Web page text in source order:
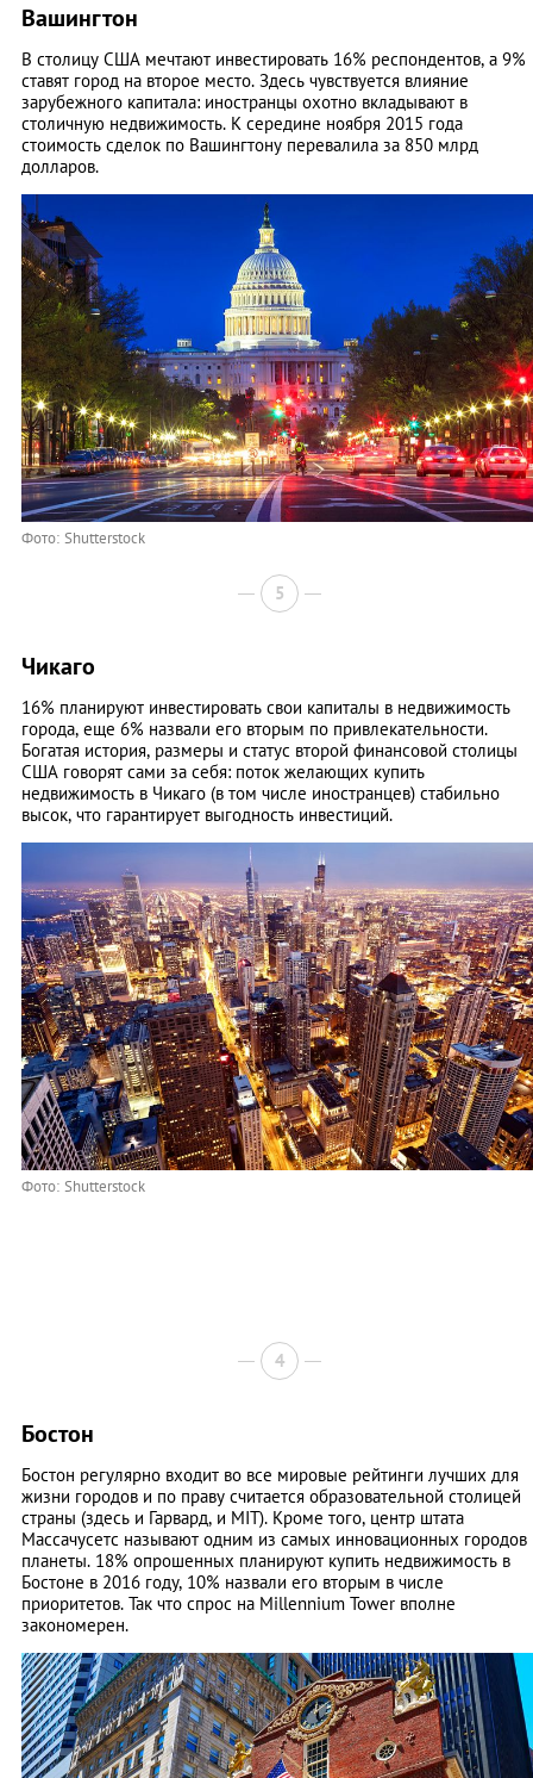
Вашингтон
В столицу США мечтают инвестировать 16% респондентов, а 9%
ставят город на второе место. Здесь чувствуется влияние
зарубежного капитала: иностранцы охотно вкладывают в
столичную недвижимость. К середине ноября 2015 года
стоимость сделок по Вашингтону перевалила за 850 млрд
долларов.
Фото: Shutterstock
5
Чикаго
16% планируют инвестировать свои капиталы в недвижимость
города, еще 6% назвали его вторым по привлекательности.
Богатая история, размеры и статус второй финансовой столицы
США говорят сами за себя: поток желающих купить
недвижимость в Чикаго (в том числе иностранцев) стабильно
высок, что гарантирует выгодность инвестиций.
Фото: Shutterstock
4
Бостон
Бостон регулярно входит во все мировые рейтинги лучших для
жизни городов и по праву считается образовательной столицей
страны (здесь и Гарвард, и MIT). Кроме того, центр штата
Массачусетс называют одним из самых инновационных городов
планеты. 18% опрошенных планируют купить недвижимость в
Бостоне в 2016 году, 10% назвали его вторым в числе
приоритетов. Так что спрос на Millennium Tower вполне
закономерен.